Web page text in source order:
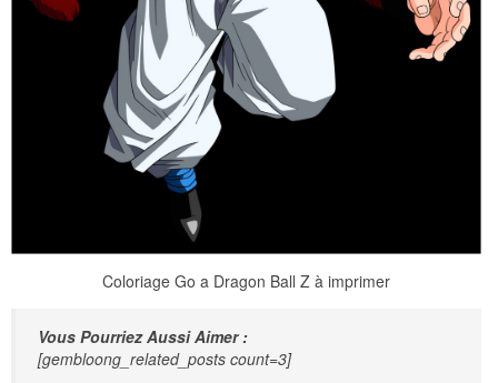
Coloriage Go a Dragon Ball Z à imprimer
Vous Pourriez Aussi Aimer :
[gembloong_related_posts count=3]